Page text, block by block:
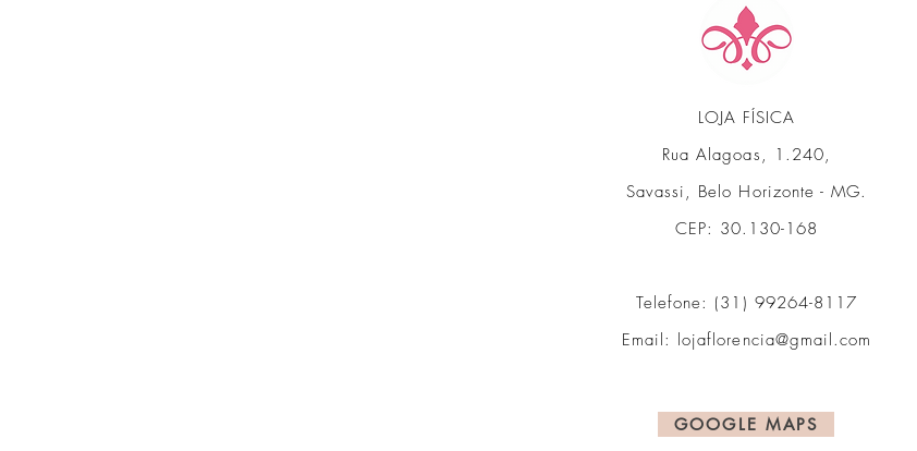
LOJA FÍSICA
Rua Alagoas, 1.240,
Savassi, Belo Horizonte - MG.
CEP: 30.130-168
Telefone: (31) 99264-8117
Email: lojaflorencia@gmail.com
GOOGLE MAPS